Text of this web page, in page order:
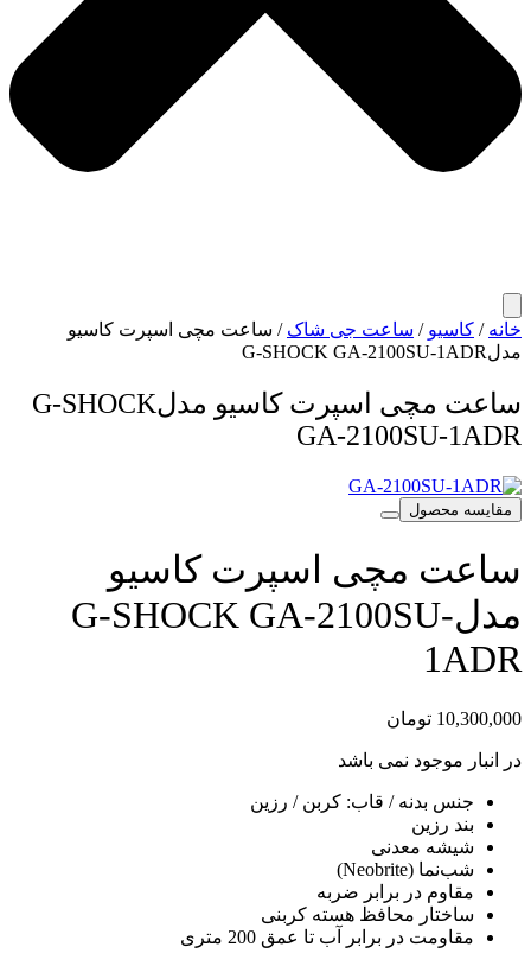
خانه / کاسیو / ساعت جی شاک / ساعت مچی اسپرت کاسیو
مدلG-SHOCK GA-2100SU-1ADR
ساعت مچی اسپرت کاسیو مدلG-SHOCK
GA-2100SU-1ADR
مقایسه محصول
ساعت مچی اسپرت کاسیو
مدلG-SHOCK GA-2100SU-
1ADR
10,300,000 تومان
در انبار موجود نمی باشد
جنس بدنه / قاب: کربن / رزین
بند رزین
شیشه معدنی
شب‌نما (Neobrite)
مقاوم در برابر ضربه
ساختار محافظ هسته کربنی
مقاومت در برابر آب تا عمق 200 متری